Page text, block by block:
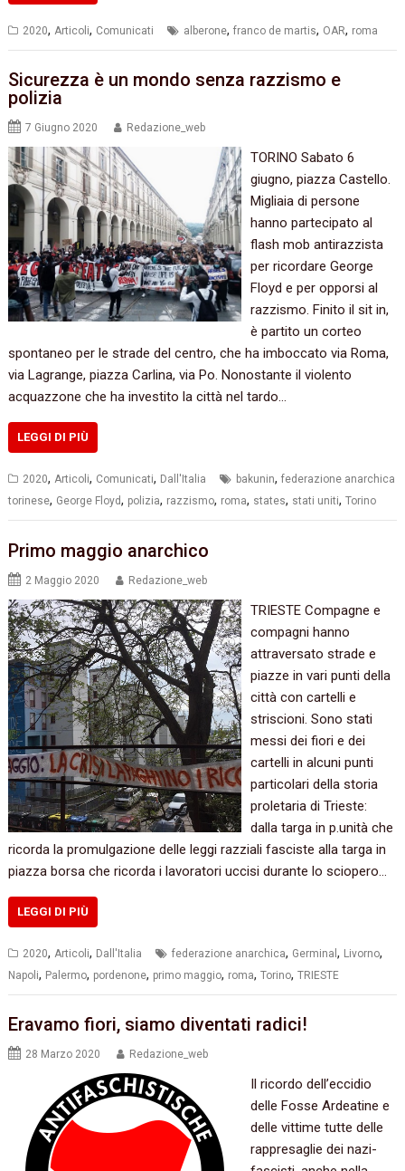
2020, Articoli, Comunicati alberone,franco de martis, OAR, roma
Sicurezza è un mondo senza razzismo e
polizia
7 Giugno 2020 Redazione_web
TORINO Sabato 6
giugno, piazza Castello.
Migliaia di persone
hanno partecipato al
flash mob antirazzista
per ricordare George
Floyd e per opporsi al
razzismo. Finito il sit in,
è partito un corteo
spontaneo per le strade del centro, che ha imboccato via Roma,
via Lagrange, piazza Carlina, via Po. Nonostante il violento
acquazzone che ha investito la città nel tardo…
LEGGI DI PIÙ
2020,Articoli, Comunicati, Dall'Italia bakunin,federazione anarchica
torinese, George Floyd, polizia, razzismo, roma, states, stati uniti,Torino
Primo maggio anarchico
2 Maggio 2020 Redazione_web
TRIESTE Compagne e
compagni hanno
attraversato strade e
piazze in vari punti della
città con cartelli e
striscioni. Sono stati
messi dei fiori e dei
cartelli in alcuni punti
particolari della storia
proletaria di Trieste:
dalla targa in p.unità che
ricorda la promulgazione delle leggi razziali fasciste alla targa in
piazza borsa che ricorda i lavoratori uccisi durante lo sciopero…
LEGGI DI PIÙ
2020, Articoli, Dall'Italia federazione anarchica, Germinal, Livorno,
Napoli, Palermo, pordenone, primo maggio, roma,Torino,TRIESTE
Eravamo fiori, siamo diventati radici!
28 Marzo 2020 Redazione_web
Il ricordo dell’eccidio
delle Fosse Ardeatine e
delle vittime tutte delle
rappresaglie dei nazi-